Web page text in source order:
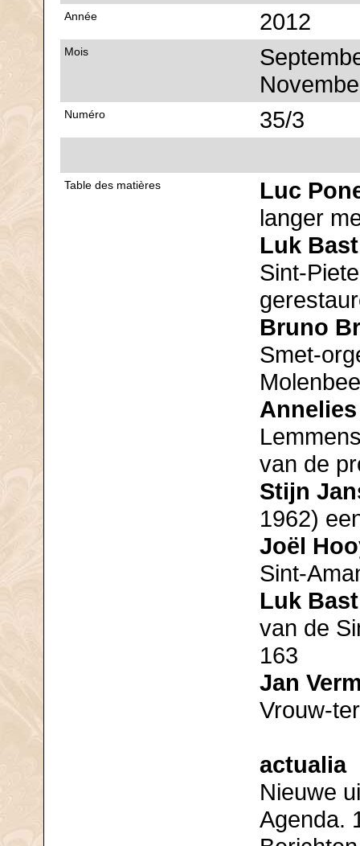
Année 2012
Mois
Numéro 35/3
Table des matières
Luc
langer
Luk
Sint-
Bruno
Smet-
van de
Stijn
1962)
Joël
Sint-
Luk
van de
163
Jan
Vrouw-
actualia
Nieuwe
Agenda.